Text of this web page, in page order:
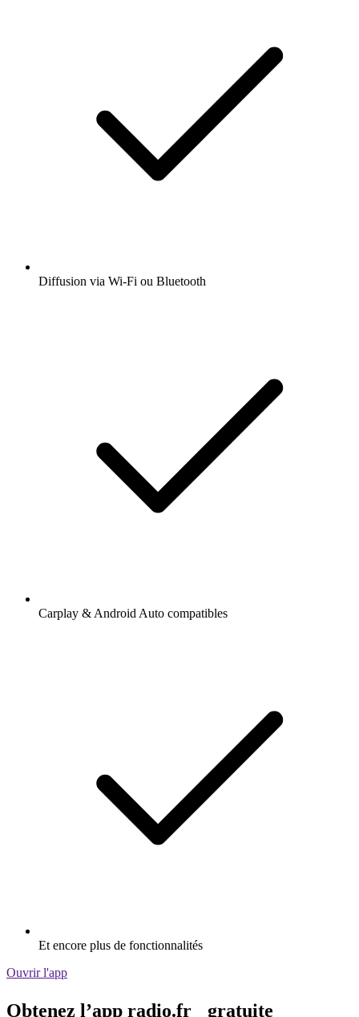
Diffusion via Wi-Fi ou Bluetooth
Carplay & Android Auto compatibles
Et encore plus de fonctionnalités
Ouvrir l'app
Obtenez l’app radio.fr gratuite